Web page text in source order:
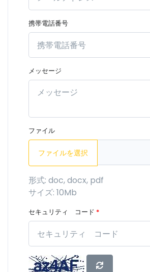
携帯電話番号
メッセージ
ファイル
ファイルを選択
形式: doc, docx, pdf
サイズ: 10Mb
セキュリティ コード *